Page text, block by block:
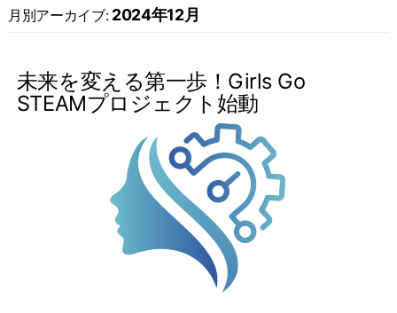
月別アーカイブ: 2024年12月
未来を変える第一歩！Girls Go
STEAMプロジェクト始動